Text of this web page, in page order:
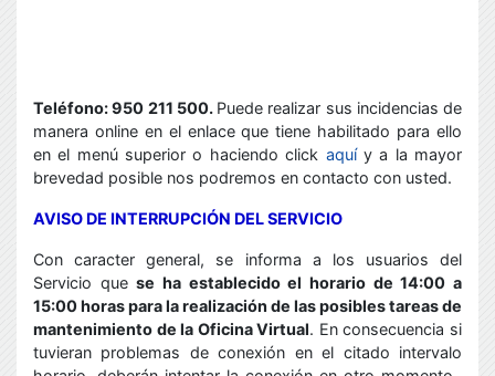
Teléfono: 950 211 500. Puede realizar sus incidencias de
manera online en el enlace que tiene habilitado para ello
en el menú superior o haciendo click aquí y a la mayor
brevedad posible nos podremos en contacto con usted.
AVISO DE INTERRUPCIÓN DEL SERVICIO
Con caracter general, se informa a los usuarios del
Servicio quese ha establecido el horario de 14:00 a
15:00 horas para la realización de las posibles tareas de
mantenimiento de la Oficina Virtual. En consecuencia si
tuvieran problemas de conexión en el citado intervalo